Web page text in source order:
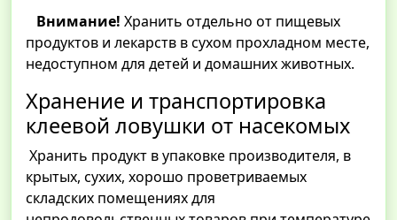
Внимание! Хранить отдельно от пищевых
продуктов и лекарств в сухом прохладном месте,
недоступном для детей и домашних животных.
Хранение и транспортировка
клеевой ловушки от насекомых
Хранить продукт в упаковке производителя, в
крытых, сухих, хорошо проветриваемых
складских помещениях для